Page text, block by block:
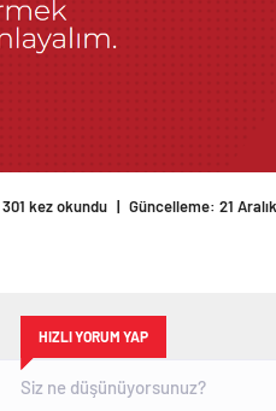
HIZLI YORUM YAP